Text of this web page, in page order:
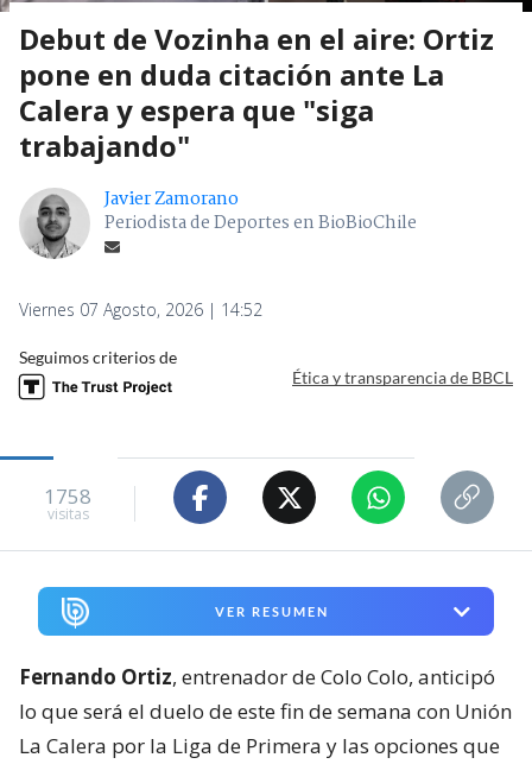
Debut de Vozinha en el aire: Ortiz
pone en duda citación ante La
Calera y espera que "siga
trabajando"
Javier Zamorano
Periodista de Deportes en BioBioChile
Viernes 07 Agosto, 2026 | 14:52
Seguimos criterios de
Ética y transparencia de BBCL
1758
visitas
VER RESUMEN
Fernando Ortiz, entrenador de Colo Colo, anticipó
lo que será el duelo de este fin de semana con Unión
La Calera por la Liga de Primera y las opciones que